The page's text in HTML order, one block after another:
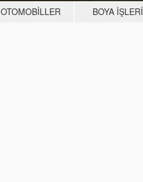
OTOMOBILLER BOYA İŞLERI